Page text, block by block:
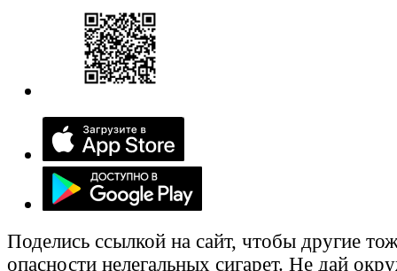
Поделись ссылкой на сайт, чтобы другие
опасности нелегальных сигарет. Не дай